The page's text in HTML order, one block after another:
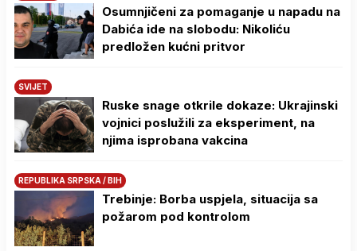
Osumnjičeni za pomaganje u napadu na
Dabića ide na slobodu: Nikoliću
predložen kućni pritvor
SVIJET
Ruske snage otkrile dokaze: Ukrajinski
vojnici poslužili za eksperiment, na
njima isprobana vakcina
REPUBLIKA SRPSKA / BIH
Trebinje: Borba uspjela, situacija sa
požarom pod kontrolom